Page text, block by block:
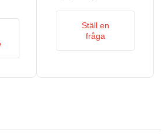
Ställ en
fråga